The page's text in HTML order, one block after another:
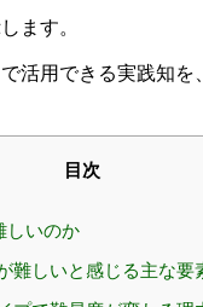
ます。
活用できる実践知を
目次
しいのか
難しいと感じる主な要